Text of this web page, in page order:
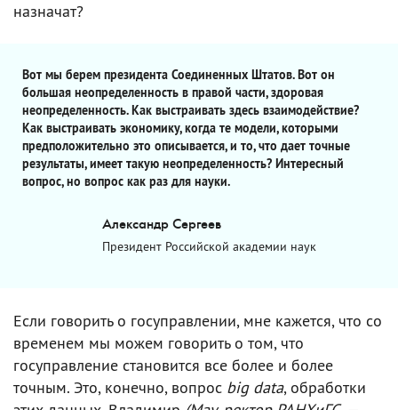
назначат?
Вот мы берем президента Соединенных Штатов. Вот он
большая неопределенность в правой части, здоровая
неопределенность. Как выстраивать здесь взаимодействие?
Как выстраивать экономику, когда те модели, которыми
предположительно это описывается, и то, что дает точные
результаты, имеет такую неопределенность? Интересный
вопрос, но вопрос как раз для науки.
Александр Сергеев
Президент Российской академии наук
Если говорить о госуправлении, мне кажется, что со
временем мы можем говорить о том, что
госуправление становится все более и более
точным. Это, конечно, вопрос big data, обработки